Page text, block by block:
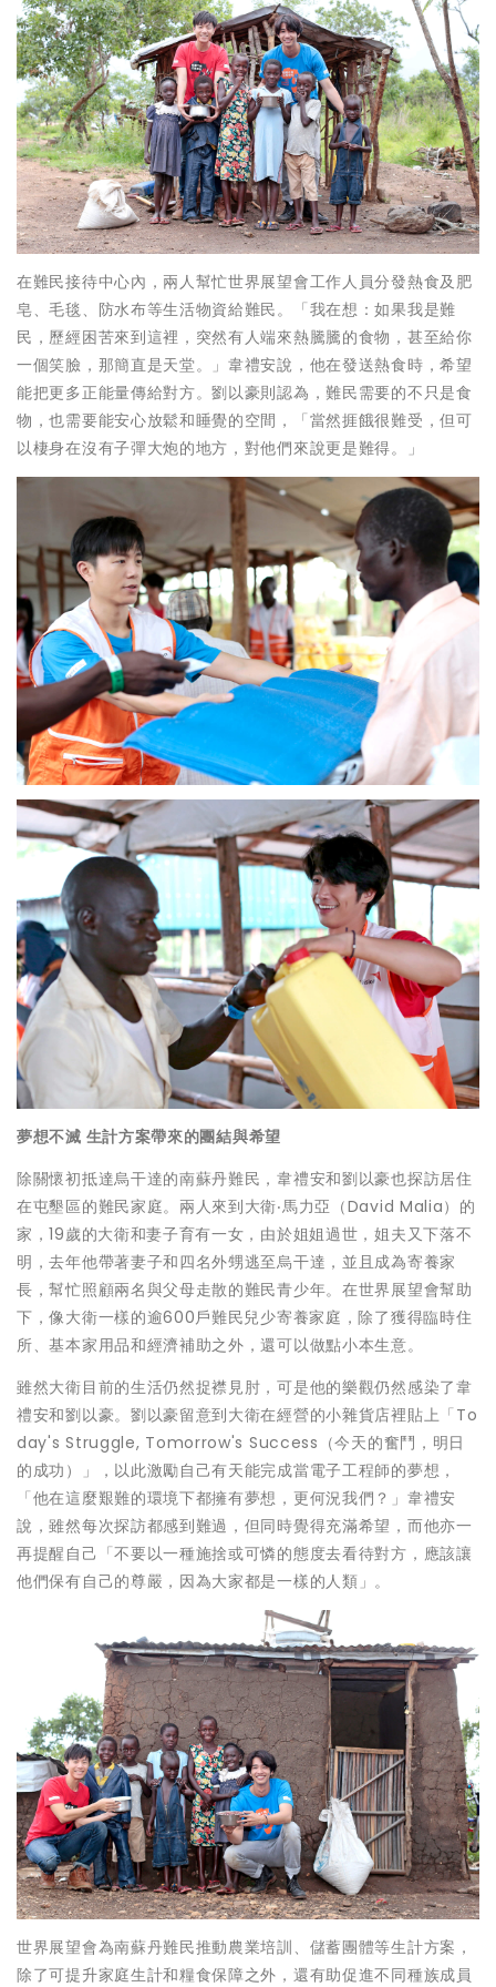
在難民接待中心內，兩人幫忙世界展望會工作人員分發熱食及肥
皂、毛毯、防水布等生活物資給難民。「我在想：如果我是難
民，歷經困苦來到這裡，突然有人端來熱騰騰的食物，甚至給你
一個笑臉，那簡直是天堂。」韋禮安說，他在發送熱食時，希望
能把更多正能量傳給對方。劉以豪則認為，難民需要的不只是食
物，也需要能安心放鬆和睡覺的空間，「當然捱餓很難受，但可
以棲身在沒有子彈大炮的地方，對他們來說更是難得。」
夢想不滅 生計方案帶來的團結與希望
除關懷初抵達烏干達的南蘇丹難民，韋禮安和劉以豪也探訪居住
在屯墾區的難民家庭。兩人來到大衛‧馬力亞（David Malia）的
家，19歲的大衛和妻子育有一女，由於姐姐過世，姐夫又下落不
明，去年他帶著妻子和四名外甥逃至烏干達，並且成為寄養家
長，幫忙照顧兩名與父母走散的難民青少年。在世界展望會幫助
下，像大衛一樣的逾600戶難民兒少寄養家庭，除了獲得臨時住
所、基本家用品和經濟補助之外，還可以做點小本生意。
雖然大衛目前的生活仍然捉襟見肘，可是他的樂觀仍然感染了韋
禮安和劉以豪。劉以豪留意到大衛在經營的小雜貨店裡貼上「To
day's Struggle, Tomorrow's Success（今天的奮鬥，明日
的成功）」，以此激勵自己有天能完成當電子工程師的夢想，
「他在這麼艱難的環境下都擁有夢想，更何況我們？」韋禮安
說，雖然每次探訪都感到難過，但同時覺得充滿希望，而他亦一
再提醒自己「不要以一種施捨或可憐的態度去看待對方，應該讓
他們保有自己的尊嚴，因為大家都是一樣的人類」。
世界展望會為南蘇丹難民推動農業培訓、儲蓄團體等生計方案，
除了可提升家庭生計和糧食保障之外，還有助促進不同種族成員